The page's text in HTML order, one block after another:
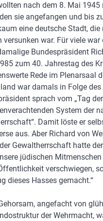
nach dem 8. Mai
sie angefangen und bis
eine deutsche Stadt,
versunken war. Für viele
Bundespräsident
zum 40. Jahrestag des
Rede im Plenarsaal
war damals in Folge
sprach vom „Tag
System der
Damit löste er
aus. Aber Richard von
Gewaltherrschaft hatte
jüdischen
verschwiegen,
dieses Hasses gemacht.“
angefacht von
der Wehrmacht,